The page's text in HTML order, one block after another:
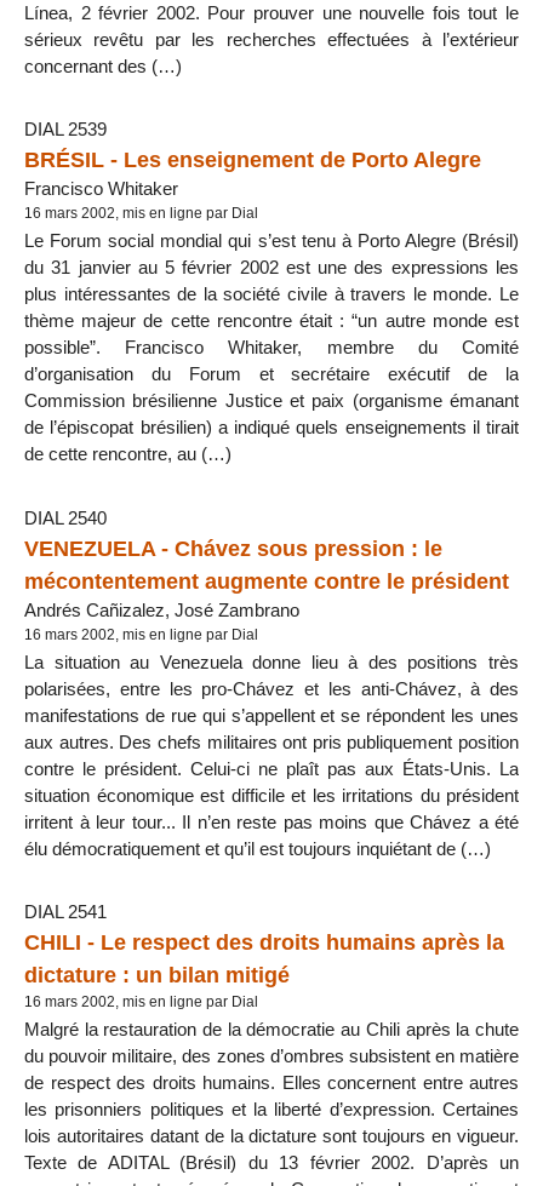
Línea, 2 février 2002. Pour prouver une nouvelle fois tout le
sérieux revêtu par les recherches effectuées à l’extérieur
concernant des (…)
DIAL 2539
BRÉSIL - Les enseignement de Porto Alegre
Francisco Whitaker
16 mars 2002, mis en ligne par Dial
Le Forum social mondial qui s’est tenu à Porto Alegre (Brésil)
du 31 janvier au 5 février 2002 est une des expressions les
plus intéressantes de la société civile à travers le monde. Le
thème majeur de cette rencontre était : “un autre monde est
possible”. Francisco Whitaker, membre du Comité
d’organisation du Forum et secrétaire exécutif de la
Commission brésilienne Justice et paix (organisme émanant
de l’épiscopat brésilien) a indiqué quels enseignements il tirait
de cette rencontre, au (…)
DIAL 2540
VENEZUELA - Chávez sous pression : le
mécontentement augmente contre le président
Andrés Cañizalez, José Zambrano
16 mars 2002, mis en ligne par Dial
La situation au Venezuela donne lieu à des positions très
polarisées, entre les pro-Chávez et les anti-Chávez, à des
manifestations de rue qui s’appellent et se répondent les unes
aux autres. Des chefs militaires ont pris publiquement position
contre le président. Celui-ci ne plaît pas aux États-Unis. La
situation économique est difficile et les irritations du président
irritent à leur tour... Il n’en reste pas moins que Chávez a été
élu démocratiquement et qu’il est toujours inquiétant de (…)
DIAL 2541
CHILI - Le respect des droits humains après la
dictature : un bilan mitigé
16 mars 2002, mis en ligne par Dial
Malgré la restauration de la démocratie au Chili après la chute
du pouvoir militaire, des zones d’ombres subsistent en matière
de respect des droits humains. Elles concernent entre autres
les prisonniers politiques et la liberté d’expression. Certaines
lois autoritaires datant de la dictature sont toujours en vigueur.
Texte de ADITAL (Brésil) du 13 février 2002. D’après un